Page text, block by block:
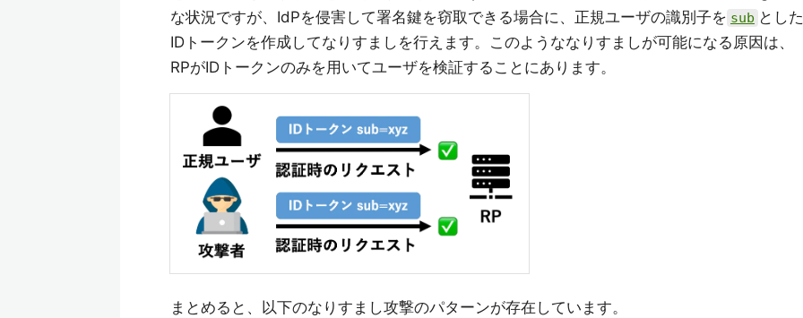
な状況ですが、IdPを侵害して署名鍵を窃取できる場合に、正規ユーザの識別子を sub とした
IDトークンを作成してなりすましを行えます。このようななりすましが可能になる原因は、
RPがIDトークンのみを用いてユーザを検証することにあります。
まとめると、以下のなりすまし攻撃のパターンが存在しています。